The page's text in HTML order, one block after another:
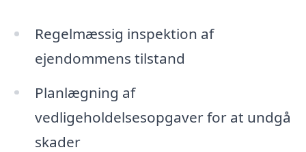
Regelmæssig inspektion af
ejendommens tilstand
Planlægning af
vedligeholdelsesopgaver for at undgå
skader